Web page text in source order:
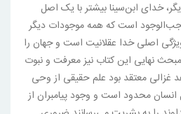
خدای ابن‌سینا بیشتر با یک اصل
است که همه موجودات دیگر
اصلی خدا عقلانیت است و جهان را
نهایی این کتاب نیز معرفت و نبوت
معتقد بود‌ علم حقیقی از وحی
محدود است و وجود پیامبران از